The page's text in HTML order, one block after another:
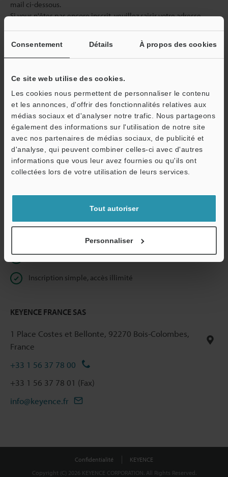
Consentement Détails À propos des cookies
Ce site web utilise des cookies.
Les cookies nous permettent de personnaliser le contenu
et les annonces, d'offrir des fonctionnalités relatives aux
médias sociaux et d'analyser notre trafic. Nous partageons
également des informations sur l'utilisation de notre site
avec nos partenaires de médias sociaux, de publicité et
d'analyse, qui peuvent combiner celles-ci avec d'autres
informations que vous leur avez fournies ou qu'ils ont
collectées lors de votre utilisation de leurs services.
Tout autoriser
Personnaliser
mail ci-dessous.
Si vous n'êtes pas encore inscrit, veuillez saisir votre adresse
Continuer
Nous garantissons une confidentialité totale : vos informations ne
seront jamais partagées.
Documents en libre accès
Devis rapide
Inscription simple, accès illimité
KEYENCE FRANCE SAS
1 Place Costes et Bellonte, 92270 Bois-Colombes,
France
+33 1 56 37 78 00
+33 1 56 37 78 01 (Fax)
info@keyence.fr
Confidentialité
KEYENCE
Copyright (C) 2026 KEYENCE CORPORATION. All Rights Reserved.